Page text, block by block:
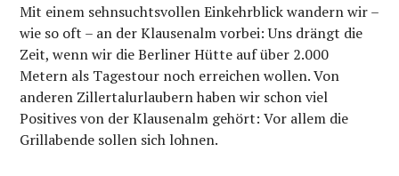
Mit einem sehnsuchtsvollen Einkehrblick wandern wir –
wie so oft – an der Klausenalm vorbei: Uns drängt die
Zeit, wenn wir die Berliner Hütte auf über 2.000
Metern als Tagestour noch erreichen wollen. Von
anderen Zillertalurlaubern haben wir schon viel
Positives von der Klausenalm gehört: Vor allem die
Grillabende sollen sich lohnen.